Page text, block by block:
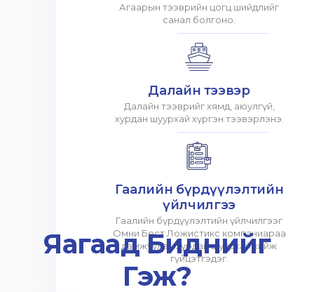
Агаарын тээврийн цогц шийдлийг
санал болгоно.
Далайн тээвэр
Далайн тээврийг хямд, аюулгүй,
хурдан шуурхай хүргэн тээвэрлэнэ.
Гаалийн бүрдүүлэлтийн
үйлчилгээ
Гаалийн бүрдүүлэлтийн үйлчилгээг
Омни Бест Ложистикс компаниараа
дамжуулан хурдан шуурхай хийж
гүйцэтгэдэг.
Яагаад Биднийг
Гэж?